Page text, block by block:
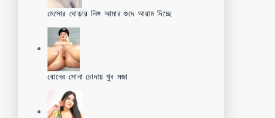
মেসোর ঘোড়ার লিঙ্গ আমার গুদে আরাম দিচ্ছে
বোনের সোনা চোদায় খুব মজা